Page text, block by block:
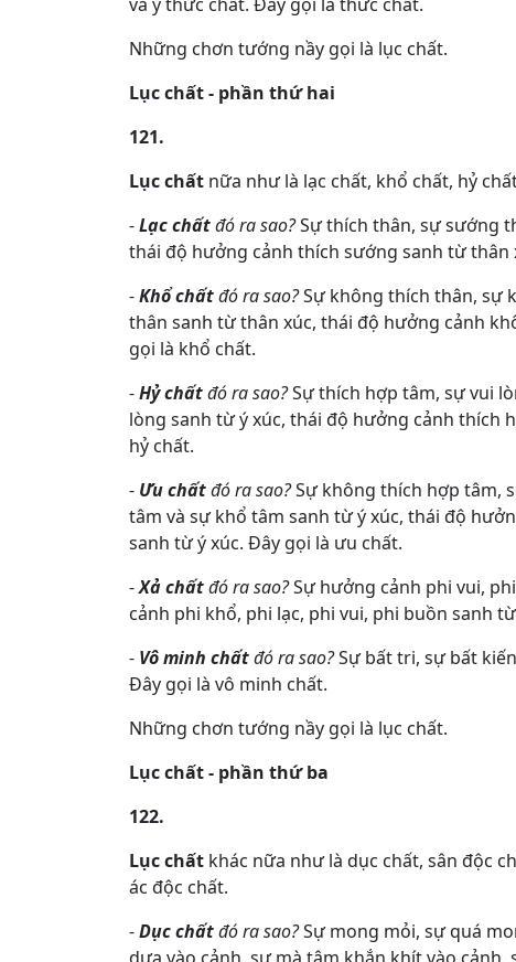
Những chơn tướng nầy gọi là lục chất.
Lục chất - phần thứ hai
121.
Lục chất nữa như là lạc chất, khổ chất, hỷ
-Lạc chấtđó ra sao?Sự thích thân, sự sướng
thái độ hưởng cảnh thích sướng sanh từ thân
-Khổ chấtđó ra sao?Sự không thích thân, sự
thân sanh từ thân xúc, thái độ hưởng cảnh
gọi là khổ chất.
-Hỷ chấtđó ra sao?Sự thích hợp tâm, sự vui
lòng sanh từ ý xúc, thái độ hưởng cảnh thích
hỷ chất.
- Ưu chấtđó ra sao?Sự không thích hợp tâm,
tâm và sự khổ tâm sanh từ ý xúc, thái độ
sanh từ ý xúc. Đây gọi là ưu chất.
-Xả chấtđó ra sao?Sự hưởng cảnh phi vui,
cảnh phi khổ, phi lạc, phi vui, phi buồn sanh
- Vô minh chấtđó ra sao?Sự bất tri, sự bất
Đây gọi là vô minh chất.
Những chơn tướng nầy gọi là lục chất.
Lục chất - phần thứ ba
122.
Lục chất khác nữa như là dục chất, sân độc
ác độc chất.
-Dục chấtđó ra sao?Sự mong mỏi, sự quá